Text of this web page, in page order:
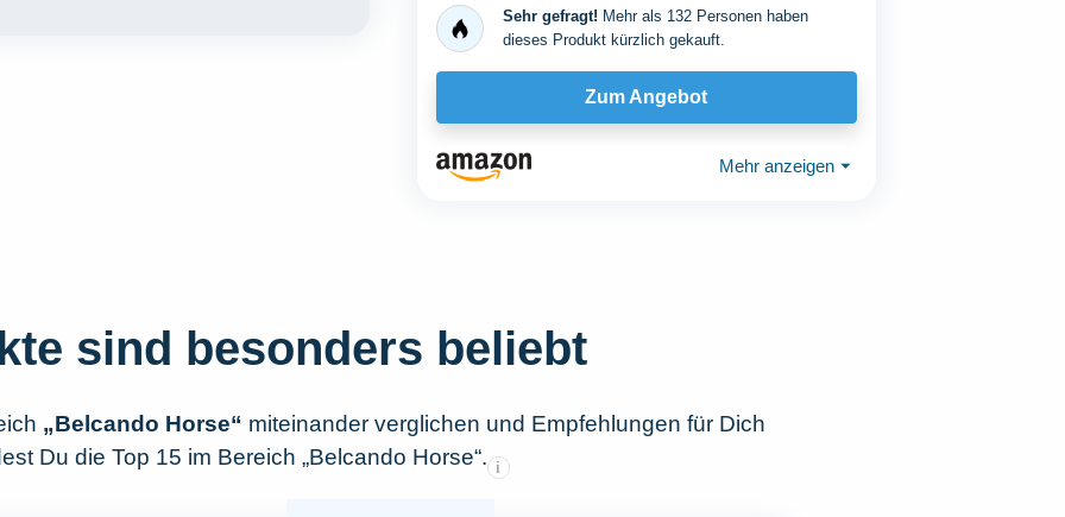
Sehr gefragt! Mehr als 132 Personen haben
dieses Produkt kürzlich gekauft.
Zum Angebot
Mehr anzeigen ⏷
sind besonders beliebt
„Belcando Horse“ miteinander verglichen und Empfehlungen für Dich
Du die Top 15 im Bereich „Belcando Horse“. i